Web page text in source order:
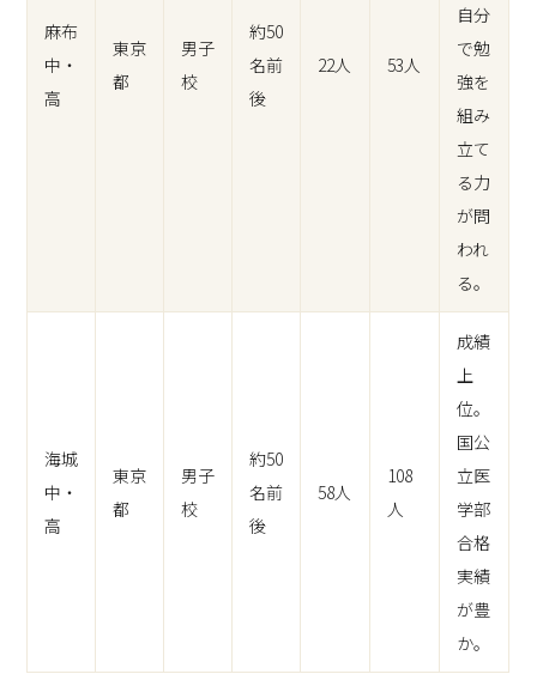
麻布
中・
高
東京
都
男子
校
約50
名前
後
22人 53人
自分
で勉
強を
組み
立て
る力
が問
われ
る。
海城
中・
高
東京
都
男子
校
約50
名前
後
58人
108
人
成績
上
位。
国公
立医
学部
合格
実績
が豊
か。